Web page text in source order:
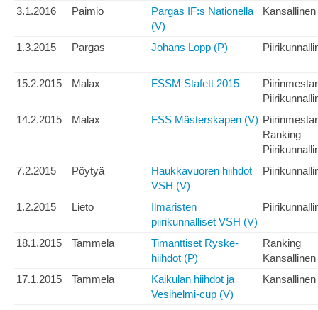
3.1.2016
Paimio
Pargas IF:s Nationella
(V)
Kansallinen
1.3.2015 Pargas Johans Lopp (P)
15.2.2015 Malax FSSM Stafett 2015
14.2.2015
Malax FSS Mästerskapen (V)
Ranking
7.2.2015
Pöytyä
Haukkavuoren hiihdot
VSH (V)
1.2.2015 Lieto
Ilmaristen
piirikunnalliset VSH (V)
18.1.2015 Tammela
Timanttiset Ryske-
hiihdot (P)
Ranking
Kansallinen
17.1.2015
Tammela
Kaikulan hiihdot ja
Vesihelmi-cup (V)
Kansallinen